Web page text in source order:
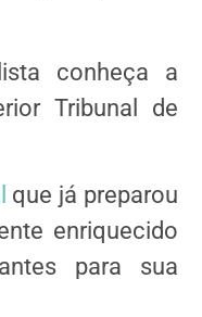
conheça a
Tribunal de
que já preparou
enriquecido
para sua